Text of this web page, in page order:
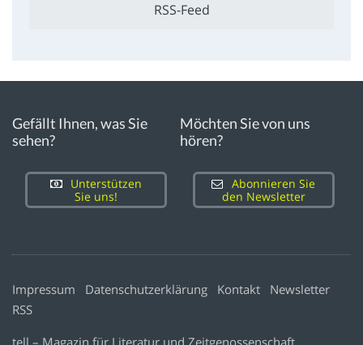
RSS-Feed
Gefällt Ihnen, was Sie
sehen?
Unterstützen
Sie uns!
Möchten Sie von uns
hören?
Abonnieren Sie
den Newsletter
Impressum Datenschutzerklärung Kontakt
Newsletter
RSS